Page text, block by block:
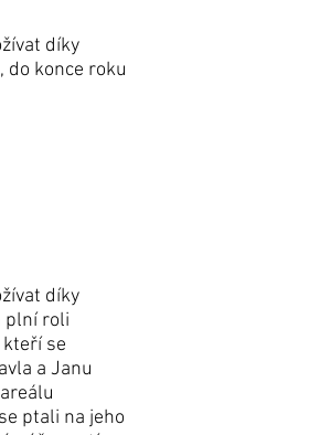
díky
konce roku
díky
plní roli
se
a Janu
ptali na jeho